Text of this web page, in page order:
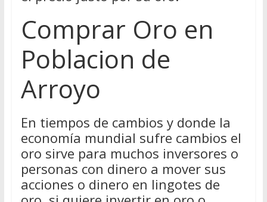
Comprar Oro en
Poblacion de
Arroyo
En tiempos de cambios y donde la
economía mundial sufre cambios el
oro sirve para muchos inversores o
personas con dinero a mover sus
acciones o dinero en lingotes de